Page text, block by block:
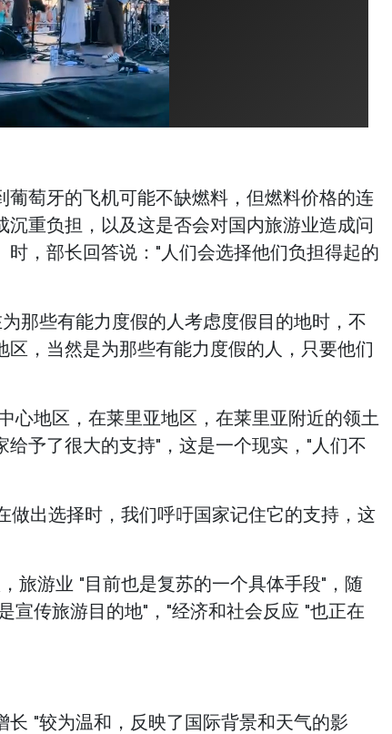
葡萄牙的飞机可能不缺燃料，但燃料价格的连
沉重负担，以及这是否会对国内旅游业造成问
时，部长回答说："人们会选择他们负担得起的
那些有能力度假的人考虑度假目的地时，不
区，当然是为那些有能力度假的人，只要他们
心地区，在莱里亚地区，在莱里亚附近的领土
予了很大的支持"，这是一个现实，"人们不
做出选择时，我们呼吁国家记住它的支持，这
旅游业 "目前也是复苏的一个具体手段"，随
宣传旅游目的地"，"经济和社会反应 "也正在
长 "较为温和，反映了国际背景和天气的影